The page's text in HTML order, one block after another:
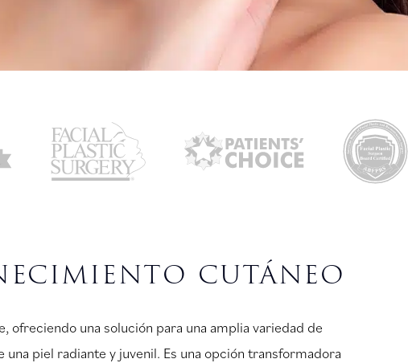
cutáneo
ofreciendo una solución para una amplia variedad de
piel radiante y juvenil. Es una opción transformadora